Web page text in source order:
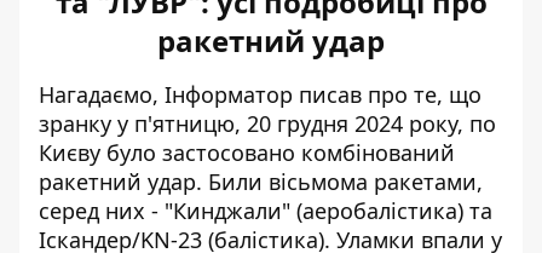
ракетний удар
Нагадаємо, Інформатор писав про те, що
зранку у п'ятницю, 20 грудня 2024 року, по
Києву було застосовано комбінований
ракетний удар. Били вісьмома ракетами,
серед них - "Кинджали" (аеробалістика) та
Іскандер/KN-23 (балістика). Уламки впали у